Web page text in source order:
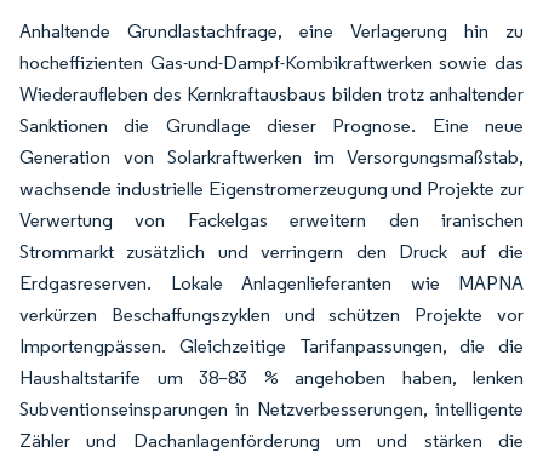
Anhaltende Grundlastachfrage, eine Verlagerung hin zu
hocheffizienten Gas-und-Dampf-Kombikraftwerken sowie das
Wiederaufleben des Kernkraftausbaus bilden trotz anhaltender
Sanktionen die Grundlage dieser Prognose. Eine neue
Generation von Solarkraftwerken im Versorgungsmaßstab,
wachsende industrielle Eigenstromerzeugung und Projekte zur
Verwertung von Fackelgas erweitern den iranischen
Strommarkt zusätzlich und verringern den Druck auf die
Erdgasreserven. Lokale Anlagenlieferanten wie MAPNA
verkürzen Beschaffungszyklen und schützen Projekte vor
Importengpässen. Gleichzeitige Tarifanpassungen, die die
Haushaltstarife um 38–83 % angehoben haben, lenken
Subventionseinsparungen in Netzverbesserungen, intelligente
Zähler und Dachanlagenförderung um und stärken die